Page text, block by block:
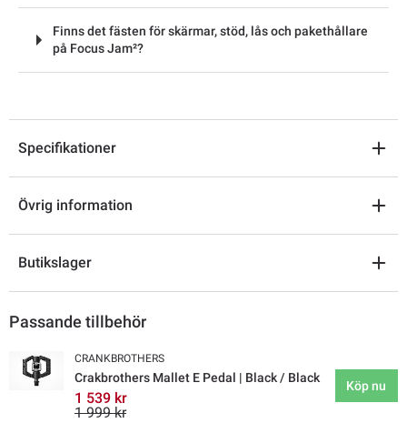
Finns det fästen för skärmar, stöd, lås och pakethållare
på Focus Jam²?
Specifikationer
Övrig information
Butikslager
Passande tillbehör
CRANKBROTHERS
Crakbrothers Mallet E Pedal | Black / Black
1 539 kr
1 999 kr
Köp nu